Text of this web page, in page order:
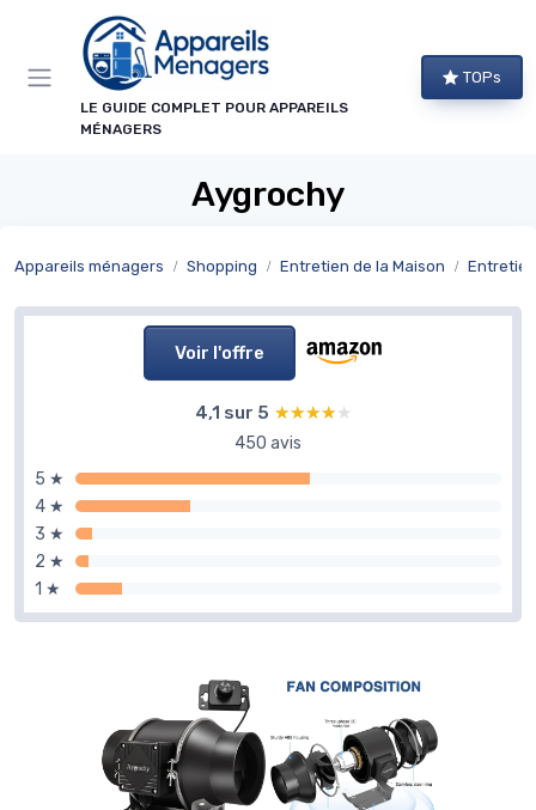
LE GUIDE COMPLET POUR APPAREILS
MÉNAGERS
TOPs
Aygrochy
Appareils ménagers Shopping Entretien de la Maison
Voir l'offre
4,1 sur 5 ★★★★★
★★★★★
450 avis
5 ★
4 ★
3 ★
2 ★
1 ★
Panneau de gestion des cookies